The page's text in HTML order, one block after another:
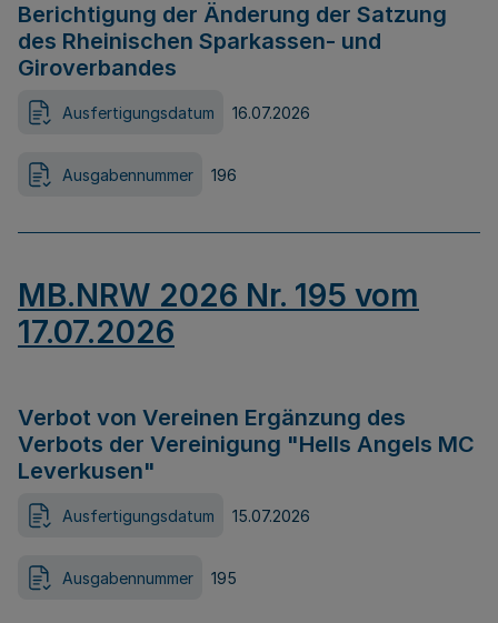
Berichtigung der Änderung der Satzung
des Rheinischen Sparkassen- und
Giroverbandes
Ausfertigungsdatum 16.07.2026
Ausgabennummer 196
MB.NRW 2026 Nr. 195 vom
17.07.2026
Verbot von Vereinen Ergänzung des
Verbots der Vereinigung "Hells Angels MC
Leverkusen"
Ausfertigungsdatum 15.07.2026
Ausgabennummer 195